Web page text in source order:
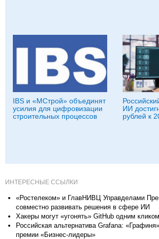
IBS и «МСтрой» объединят
усилия для цифровизации
строительных процессов
ИИ
рублей к
ИНТЕРЕСНЫЕ ССЫЛКИ
«Ростелеком» и ГлавНИВЦ Управделами
совместно развивать решения в сфере ИИ
Хакеры могут «угонять» GitHub одним кликом
Российская альтернатива Grafana:
премии «Бизнес-лидеры»